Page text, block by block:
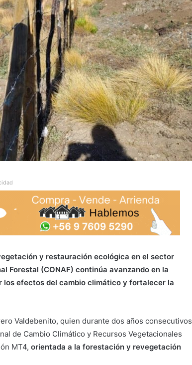
y restauración ecológica en el sector
Forestal (CONAF) continúa avanzando en la
efectos del cambio climático y fortalecer la
Valdebenito, quien durante dos años consecutivos
de Cambio Climático y Recursos Vegetacionales
MT4, orientada a la forestación y revegetación